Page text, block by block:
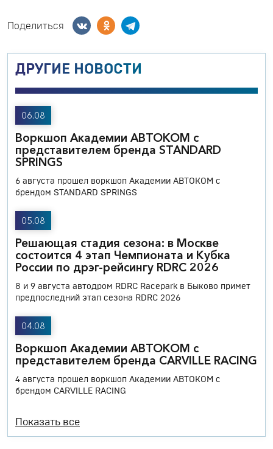
Поделиться
ДРУГИЕ НОВОСТИ
06.08
Воркшоп Академии АВТОКОМ с
представителем бренда STANDARD
SPRINGS
6 августа прошел воркшоп Академии АВТОКОМ с
брендом STANDARD SPRINGS
05.08
Решающая стадия сезона: в Москве
состоится 4 этап Чемпионата и Кубка
России по дрэг-рейсингу RDRC 2026
8 и 9 августа автодром RDRC Racepark в Быково примет
предпоследний этап сезона RDRC 2026
04.08
Воркшоп Академии АВТОКОМ с
представителем бренда CARVILLE RACING
4 августа прошел воркшоп Академии АВТОКОМ с
брендом CARVILLE RACING
Показать все